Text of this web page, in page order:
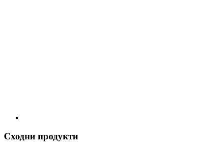
Сходни продукти